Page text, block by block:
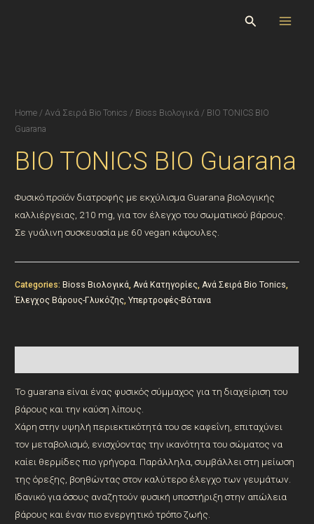
Search
Home /Ανά Σειρά Bio Tonics / Bioss Βιολογικά / BIO TONICS BIO
Guarana
BIO TONICS BIO Guarana
Φυσικό προϊόν διατροφής με εκχύλισμα Guarana βιολογικής
καλλιέργειας, 210 mg, για τον έλεγχο του σωματικού βάρους.
Σε γυάλινη συσκευασία με 60 vegan κάψουλες.
Categories: Bioss Βιολογικά,Ανά Κατηγορίες,Ανά Σειρά Bio Tonics,
Έλεγχος Βάρους-Γλυκόζης,Υπερτροφές-Βότανα
Το guarana είναι ένας φυσικός σύμμαχος για τη διαχείριση του
βάρους και την καύση λίπους.
Χάρη στην υψηλή περιεκτικότητά του σε καφεΐνη, επιταχύνει
τον μεταβολισμό, ενισχύοντας την ικανότητα του σώματος να
καίει θερμίδες πιο γρήγορα. Παράλληλα, συμβάλλει στη μείωση
της όρεξης, βοηθώντας στον καλύτερο έλεγχο των γευμάτων.
Ιδανικό για όσους αναζητούν φυσική υποστήριξη στην απώλεια
βάρους και έναν πιο ενεργητικό τρόπο ζωής.